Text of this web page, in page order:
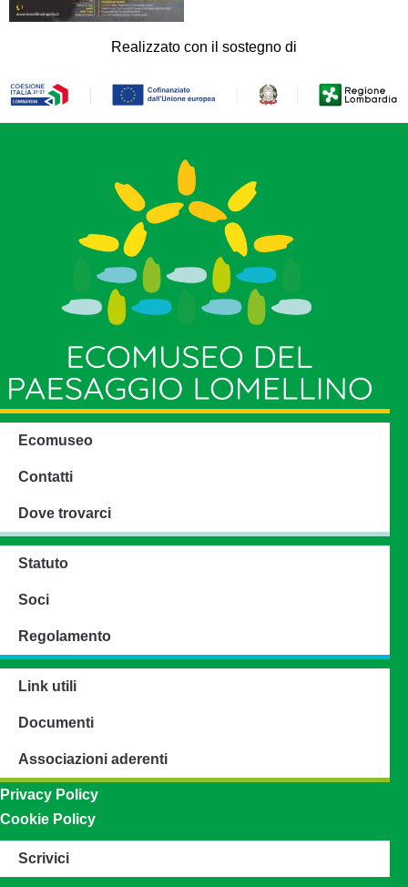
Realizzato con il sostegno di
Ecomuseo
Contatti
Dove trovarci
Statuto
Soci
Regolamento
Link utili
Documenti
Associazioni aderenti
Privacy Policy
Cookie Policy
Scrivici